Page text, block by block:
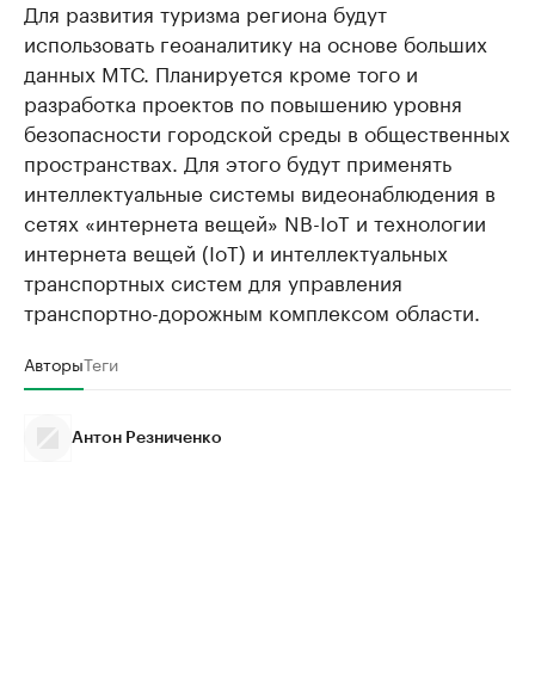
Для развития туризма региона будут
использовать геоаналитику на основе больших
данных МТС. Планируется кроме того и
разработка проектов по повышению уровня
безопасности городской среды в общественных
пространствах. Для этого будут применять
интеллектуальные системы видеонаблюдения в
сетях «интернета вещей» NB-IoT и технологии
интернета вещей (IoT) и интеллектуальных
транспортных систем для управления
транспортно-дорожным комплексом области.
АвторыТеги
Антон Резниченко